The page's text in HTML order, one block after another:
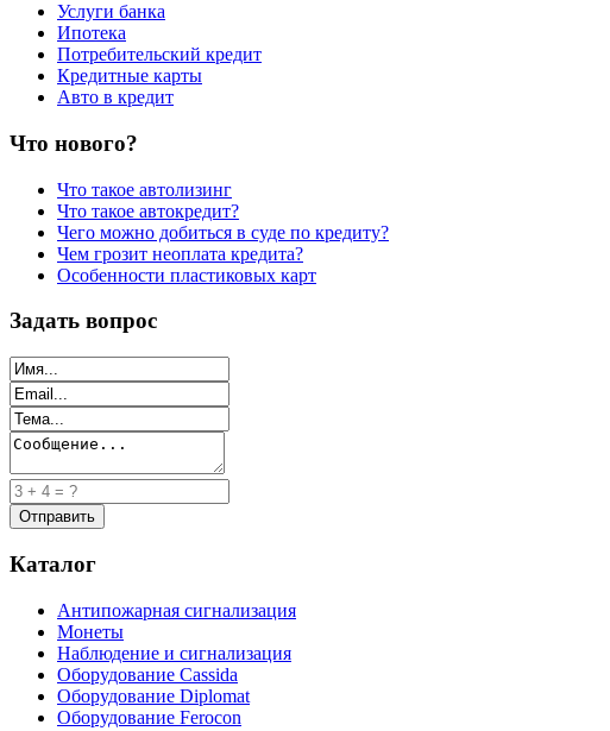
Услуги банка
Ипотека
Потребительский кредит
Кредитные карты
Авто в кредит
Что нового?
Что такое автолизинг
Что такое автокредит?
Чего можно добиться в суде по кредиту?
Чем грозит неоплата кредита?
Особенности пластиковых карт
Задать вопрос
Каталог
Антипожарная сигнализация
Монеты
Наблюдение и сигнализация
Оборудование Cassida
Оборудование Diplomat
Оборудование Ferocon